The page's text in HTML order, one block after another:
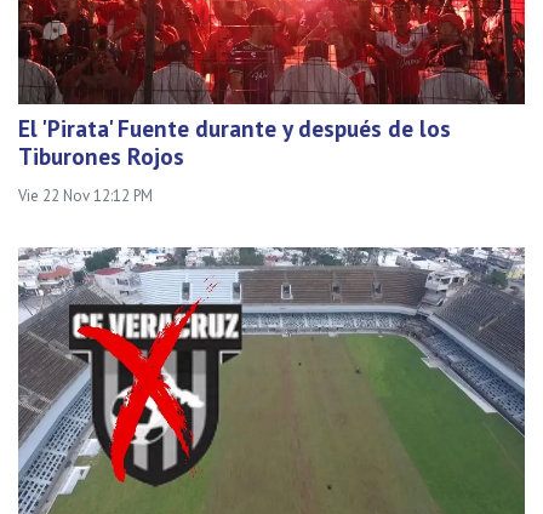
El 'Pirata' Fuente durante y después de los
Tiburones Rojos
Vie 22 Nov 12:12 PM